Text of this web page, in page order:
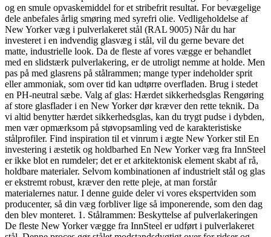
og en smule opvaskemiddel for et stribefrit resultat. For bevægelige
dele anbefales årlig smøring med syrefri olie. Vedligeholdelse af
New Yorker væg i pulverlakeret stål (RAL 9005) Når du har
investeret i en indvendig glasvæg i stål, vil du gerne bevare det
matte, industrielle look. Da de fleste af vores vægge er behandlet
med en slidstærk pulverlakering, er de utroligt nemme at holde. Men
pas på med glasrens på stålrammen; mange typer indeholder sprit
eller ammoniak, som over tid kan udtørre overfladen. Brug i stedet
en PH-neutral sæbe. Valg af glas: Hærdet sikkerhedsglas Rengøring
af store glasflader i en New Yorker dør kræver den rette teknik. Da
vi altid benytter hærdet sikkerhedsglas, kan du trygt pudse i dybden,
men vær opmærksom på støvopsamling ved de karakteristiske
stålprofiler. Find inspiration til et vinrum i ægte New Yorker stil En
investering i æstetik og holdbarhed En New Yorker væg fra InnSteel
er ikke blot en rumdeler; det er et arkitektonisk element skabt af rå,
holdbare materialer. Selvom kombinationen af industrielt stål og glas
er ekstremt robust, kræver den rette pleje, at man forstår
materialernes natur. I denne guide deler vi vores ekspertviden som
producenter, så din væg forbliver lige så imponerende, som den dag
den blev monteret. 1. Stålrammen: Beskyttelse af pulverlakeringen
De fleste New Yorker vægge fra InnSteel er udført i pulverlakeret